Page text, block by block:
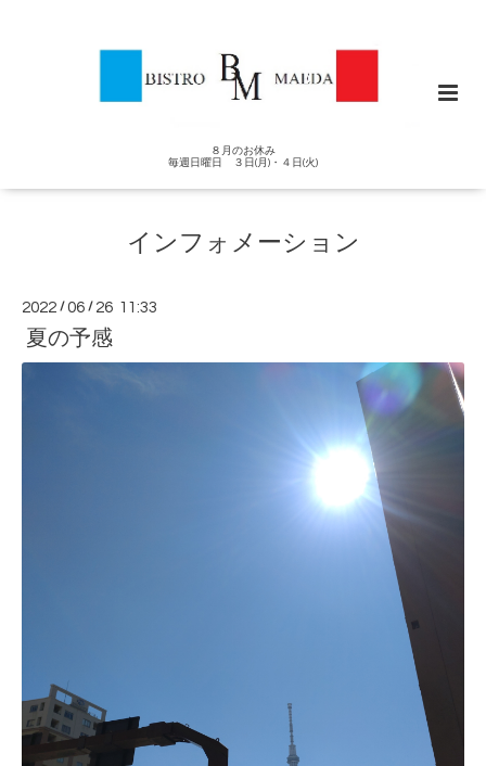
８月のお休み
毎週日曜日 ３日(月)・４日(火)
インフォメーション
2022 /06 / 26 11:33
夏の予感